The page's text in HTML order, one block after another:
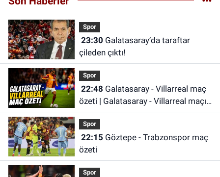
Spor
23:30
çileden çıktı!
Spor
22:48
özeti | Galatasaray - Villarreal maçı
önemli dakikalar
Spor
22:15
özeti
Spor